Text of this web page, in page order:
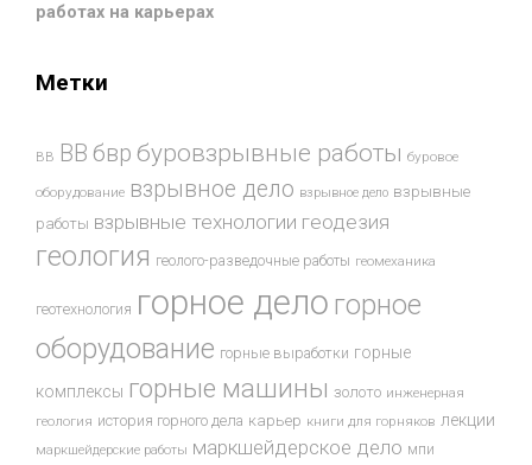
работах на карьерах
Метки
ВВ ВВ бвр буровзрывные работы буровое
оборудование взрывное дело взрывное дело взрывные
работы взрывные технологии геодезия
геология геолого-разведочные работы геомеханика
геотехнология горное дело горное
оборудование горные выработки горные
комплексы горные машины золото инженерная
геология история горного дела карьер книги для горняков лекции
маркшейдерские работы маркшейдерское дело мпи